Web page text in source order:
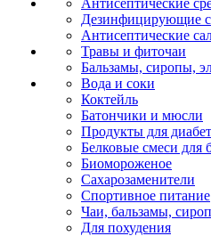
Антисептические
Дезинфицирующие
Антисептические
Травы и фиточаи
Бальзамы, сиропы,
Вода и соки
Коктейль
Батончики и мюсли
Продукты для
Белковые смеси для
Биомороженое
Сахарозаменители
Спортивное питание
Чаи, бальзамы,
Для похудения